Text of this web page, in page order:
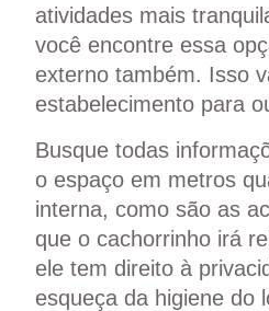
atividades mais
você encontre essa
externo também. Isso
estabelecimento para
Busque todas
o espaço em metros
interna, como são as
que o cachorrinho irá
ele tem direito à
esqueça da higiene do